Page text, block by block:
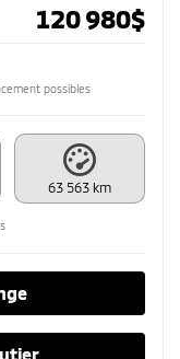
120 980$
possibles
63 563 km